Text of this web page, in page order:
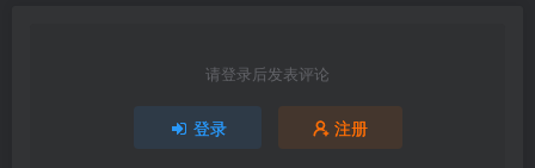
请登录后发表评论
登录 注册